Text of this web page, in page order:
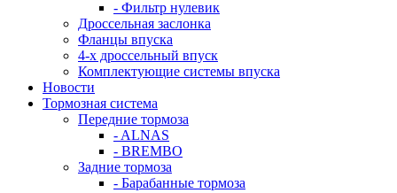
- Фильтр нулевик
Дроссельная заслонка
Фланцы впуска
4-х дроссельный впуск
Комплектующие системы впуска
Новости
Тормозная система
Передние тормоза
- ALNAS
- BREMBO
Задние тормоза
- Барабанные тормоза